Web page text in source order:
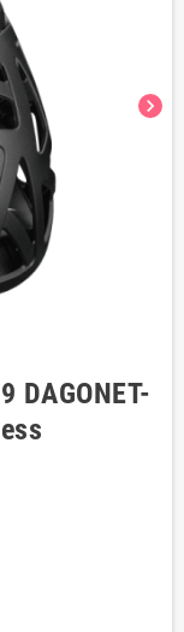
chevron_right
DAGONET-